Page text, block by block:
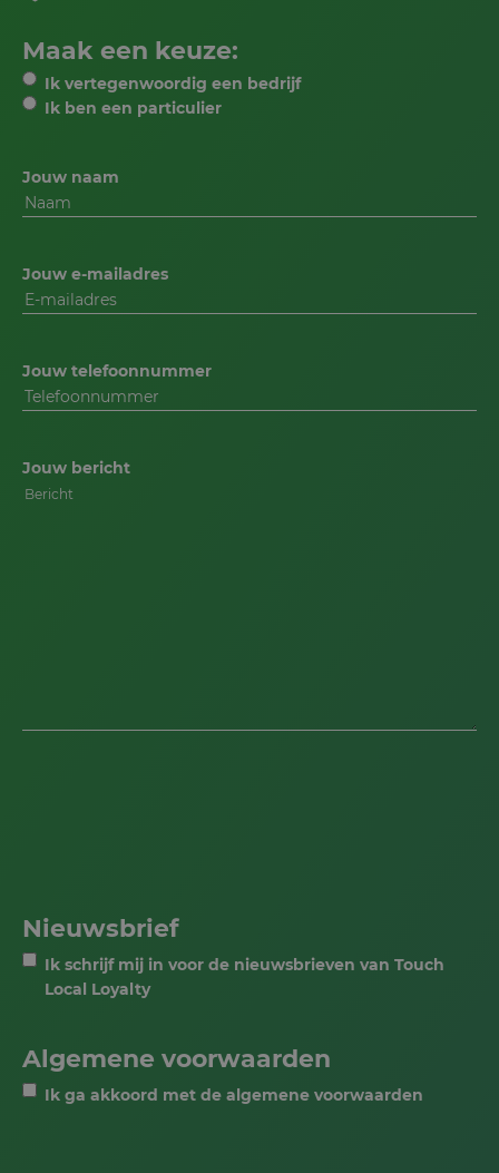
Maak een keuze:
Ik vertegenwoordig een bedrijf
Ik ben een particulier
Jouw naam
Jouw e-mailadres
Jouw telefoonnummer
Jouw bericht
Nieuwsbrief
Ik schrijf mij in voor de nieuwsbrieven van Touch
Local Loyalty
Algemene voorwaarden
Ik ga akkoord met de algemene voorwaarden